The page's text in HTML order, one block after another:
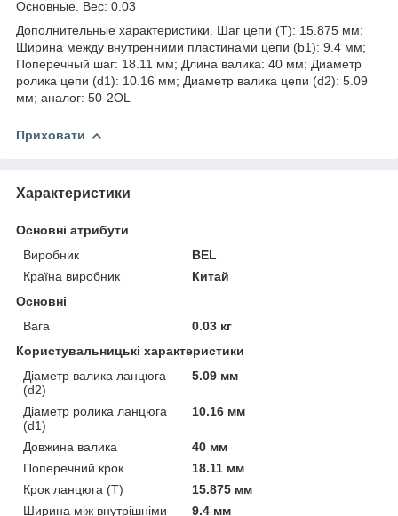
Основные. Вес: 0.03
Дополнительные характеристики. Шаг цепи (T): 15.875 мм;
Ширина между внутренними пластинами цепи (b1): 9.4 мм;
Поперечный шаг: 18.11 мм; Длина валика: 40 мм; Диаметр
ролика цепи (d1): 10.16 мм; Диаметр валика цепи (d2): 5.09
мм; аналог: 50-2OL
Приховати
Характеристики
Основні атрибути
Виробник
BEL
Країна виробник
Китай
Основні
Вага
0.03 кг
Користувальницькі характеристики
Діаметр валика ланцюга
(d2)
5.09 мм
Діаметр ролика ланцюга
(d1)
10.16 мм
Довжина валика
40 мм
Поперечний крок
18.11 мм
Крок ланцюга (T)
15.875 мм
Ширина між внутрішніми
9.4 мм